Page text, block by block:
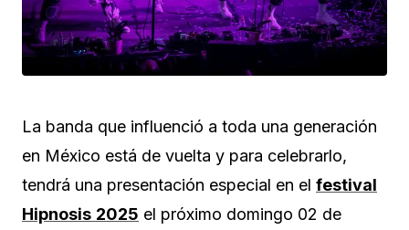
La banda que influenció a toda una generación
en México está de vuelta y para celebrarlo,
tendrá una presentación especial en el festival
Hipnosis 2025 el próximo domingo 02 de